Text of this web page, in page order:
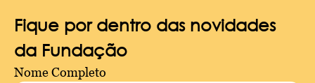
Fique por dentro das novidades
da Fundação
Nome Completo